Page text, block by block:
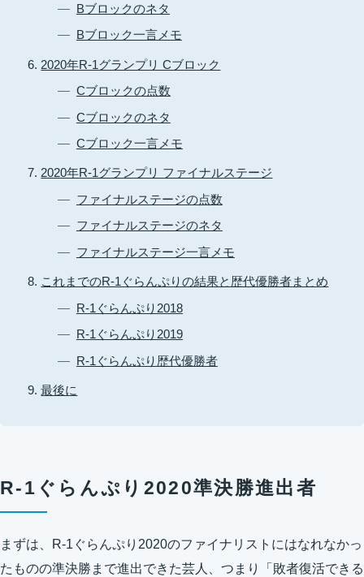
Bブロックのネタ
Bブロック一言メモ
2020年R-1グランプリ Cブロック
Cブロックの点数
Cブロックのネタ
Cブロック一言メモ
2020年R-1グランプリ ファイナルステージ
ファイナルステージの点数
ファイナルステージのネタ
ファイナルステージ一言メモ
これまでのR-1ぐらんぷりの結果と歴代優勝者まとめ
R-1ぐらんぷり2018
R-1ぐらんぷり2019
R-1ぐらんぷり歴代優勝者
最後に
R-1ぐらんぷり2020準決勝進出者
まずは、R-1ぐらんぷり2020のファイナリストにはなれなかっ
たものの準決勝まで進出できた芸人、つまり「敗者復活できる